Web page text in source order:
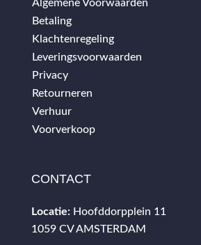
Algemene Voorwaarden
Betaling
Klachtenregeling
Leveringsvoorwaarden
Privacy
Retourneren
Verhuur
Voorverkoop
CONTACT
Locatie: Hoofddorpplein 11
1059 CV AMSTERDAM